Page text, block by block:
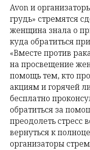
Avon и
грудь» стремятся
женщина знала о
куда обратиться
«Вместе против
на просвещение
помощь тем, кто
акциям и горячей
бесплатно
обратиться за
преодолеть стресс
вернуться к
организаторы